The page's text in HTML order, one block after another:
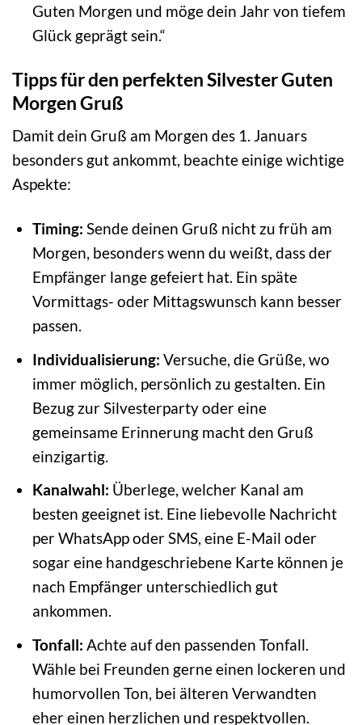
Guten Morgen und möge dein Jahr von tiefem
Glück geprägt sein.“
Tipps für den perfekten Silvester Guten
Morgen Gruß
Damit dein Gruß am Morgen des 1. Januars
besonders gut ankommt, beachte einige wichtige
Aspekte:
Timing: Sende deinen Gruß nicht zu früh am
Morgen, besonders wenn du weißt, dass der
Empfänger lange gefeiert hat. Ein späte
Vormittags- oder Mittagswunsch kann besser
passen.
Individualisierung: Versuche, die Grüße, wo
immer möglich, persönlich zu gestalten. Ein
Bezug zur Silvesterparty oder eine
gemeinsame Erinnerung macht den Gruß
einzigartig.
Kanalwahl: Überlege, welcher Kanal am
besten geeignet ist. Eine liebevolle Nachricht
per WhatsApp oder SMS, eine E-Mail oder
sogar eine handgeschriebene Karte können je
nach Empfänger unterschiedlich gut
ankommen.
Tonfall: Achte auf den passenden Tonfall.
Wähle bei Freunden gerne einen lockeren und
humorvollen Ton, bei älteren Verwandten
eher einen herzlichen und respektvollen.